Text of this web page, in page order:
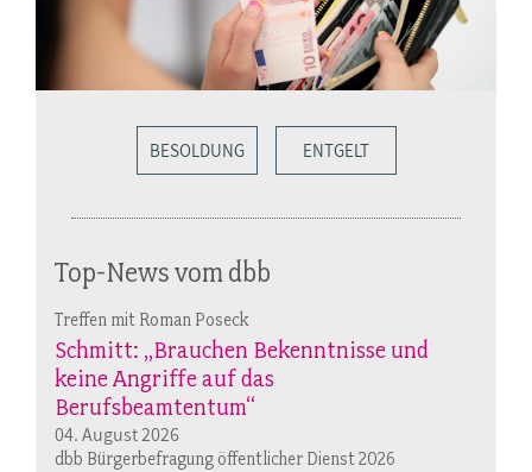
BESOLDUNG ENTGELT
Top-News vom dbb
Treffen mit Roman Poseck
Schmitt: „Brauchen Bekenntnisse und
keine Angriffe auf das
Berufsbeamtentum“
04. August 2026
dbb Bürgerbefragung öffentlicher Dienst 2026